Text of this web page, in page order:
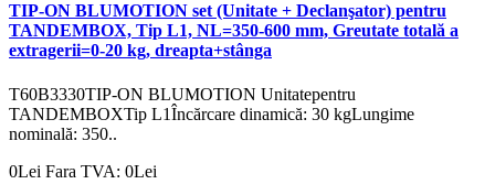
TIP-ON BLUMOTION set (Unitate + Declanşator) pentru
TANDEMBOX, Tip L1, NL=350-600 mm, Greutate totală a
extragerii=0-20 kg, dreapta+stânga
T60B3330TIP-ON BLUMOTION Unitatepentru
TANDEMBOXTip L1Încărcare dinamică: 30 kgLungime
nominală: 350..
0Lei Fara TVA: 0Lei